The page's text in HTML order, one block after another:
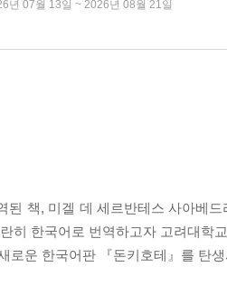
년 07월 13일 ~ 2026년 08월 21일
책, 미겔 데 세르반테스 사아베
히 한국어로 번역하고자 고려대학
로운 한국어판 『돈키호테』를 탄